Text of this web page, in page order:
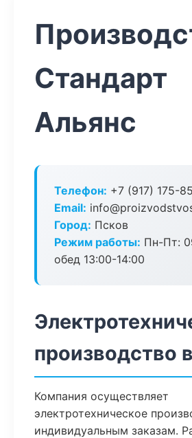
Стандарт
Альянс
Телефон: +7 (917) 175-
Email:
Город: Псков
Режим работы: Пн-Пт:
обед 13:00-14:00
производство
Компания осуществляет
электротехническое
индивидуальным заказам.